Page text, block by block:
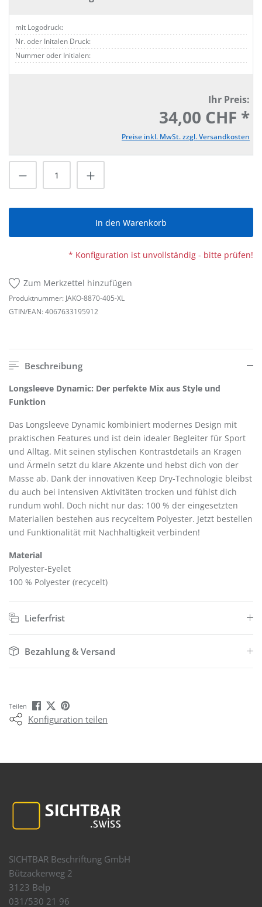
mit Logodruck:
Nr. oder Initalen Druck:
Nummer oder Initialen:
Ihr Preis:
34,00 CHF *
Preise inkl. MwSt. zzgl. Versandkosten
Produkt Anzahl: Gib den gewünschten
In den Warenkorb
* Konfiguration ist unvollständig - bitte prüfen!
Zum Merkzettel hinzufügen
Produktnummer: JAKO-8870-405-XL
GTIN/EAN: 4067633195912
Beschreibung
Longsleeve Dynamic: Der perfekte Mix aus Style und
Funktion
Das Longsleeve Dynamic kombiniert modernes Design mit
praktischen Features und ist dein idealer Begleiter für Sport
und Alltag. Mit seinen stylischen Kontrastdetails an Kragen
und Ärmeln setzt du klare Akzente und hebst dich von der
Masse ab. Dank der innovativen Keep Dry-Technologie bleibst
du auch bei intensiven Aktivitäten trocken und fühlst dich
rundum wohl. Doch nicht nur das: 100 % der eingesetzten
Materialien bestehen aus recyceltem Polyester. Jetzt bestellen
und Funktionalität mit Nachhaltigkeit verbinden!
Material
Polyester-Eyelet
100 % Polyester (recycelt)
Lieferfrist
Bezahlung & Versand
Teilen
Konfiguration teilen
SICHTBAR Beschriftung GmbH
Bützackerweg 2
3123 Belp
031/530 21 96